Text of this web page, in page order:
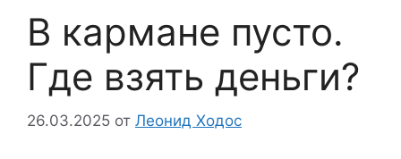
В кармане пусто.
Где взять деньги?
26.03.2025 от Леонид Ходос